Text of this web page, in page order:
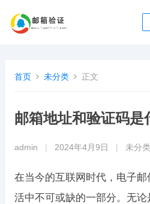
首页 未分类 正文
邮箱地址和验证码是
admin 2024年4月9日 未分类
在当今的互联网时代，电子
活中不可或缺的一部分。无